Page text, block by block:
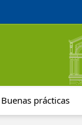
Buenas prácticas